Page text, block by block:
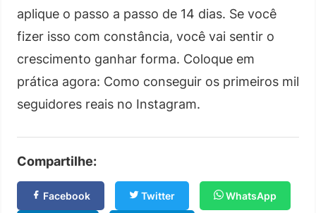
aplique o passo a passo de 14 dias. Se você
fizer isso com constância, você vai sentir o
crescimento ganhar forma. Coloque em
prática agora: Como conseguir os primeiros mil
seguidores reais no Instagram.
Compartilhe:
Facebook Twitter WhatsApp